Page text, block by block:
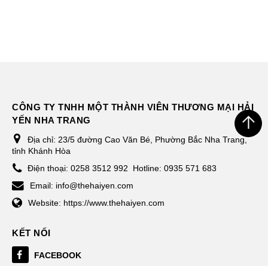
CÔNG TY TNHH MỘT THÀNH VIÊN THƯƠNG MẠI HẢI
YẾN NHA TRANG
Địa chỉ: 23/5 đường Cao Văn Bé, Phường Bắc Nha Trang,
tỉnh Khánh Hòa
Điện thoại: 0258 3512 992
Hotline: 0935 571 683
Email: info@thehaiyen.com
Website: https://www.thehaiyen.com
KẾT NỐI
FACEBOOK